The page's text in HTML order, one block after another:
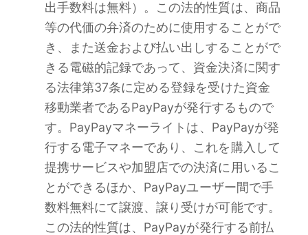
出手数料は無料）。この法的性質は、商品
等の代価の弁済のために使用することがで
き、また送金および払い出しすることがで
きる電磁的記録であって、資金決済に関す
る法律第37条に定める登録を受けた資金
移動業者であるPayPayが発行するもので
す。PayPayマネーライトは、PayPayが発
行する電子マネーであり、これを購入して
提携サービスや加盟店での決済に用いるこ
とができるほか、PayPayユーザー間で手
数料無料にて譲渡、譲り受けが可能です。
この法的性質は、PayPayが発行する前払